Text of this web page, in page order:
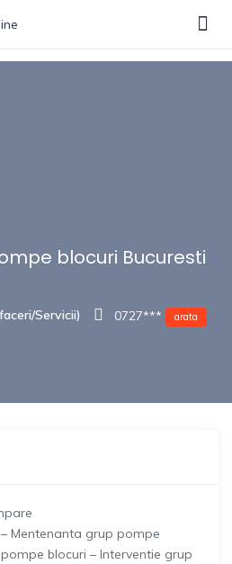
blocuri Bucuresti
Servicii) 0727*** arata
Mentenanta grup pompe
blocuri – Interventie grup